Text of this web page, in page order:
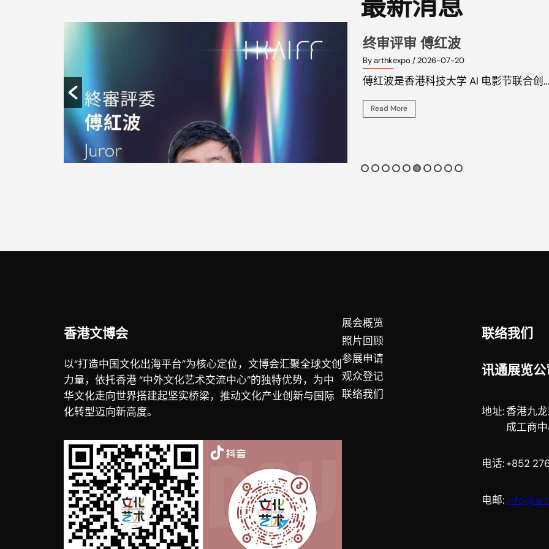
最新消息
终审评审 蔡钰傑
By arthkexpo / 2026-07-20
蔡钰傑，副教授，四川传媒学院国际教
Read More
香港文博会
以“打造中国文化出海平台”为核心定位，文博会汇聚全球文创
力量，依托香港 “中外文化艺术交流中心”的独特优势，为中
华文化走向世界搭建起坚实桥梁，推动文化产业创新与国际
化转型迈向新高度。
展会概览
照片回顾
参展申请
观众登记
联络我们
联络我们
讯通展览公
地址: 香港九
成工商
电话:+852
电邮: